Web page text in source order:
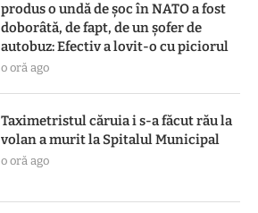
produs o undă de șoc în NATO a fost
doborâtă, de fapt, de un șofer de
autobuz: Efectiv a lovit-o cu piciorul
o oră ago
Taximetristul căruia i s-a făcut rău la
volan a murit la Spitalul Municipal
o oră ago